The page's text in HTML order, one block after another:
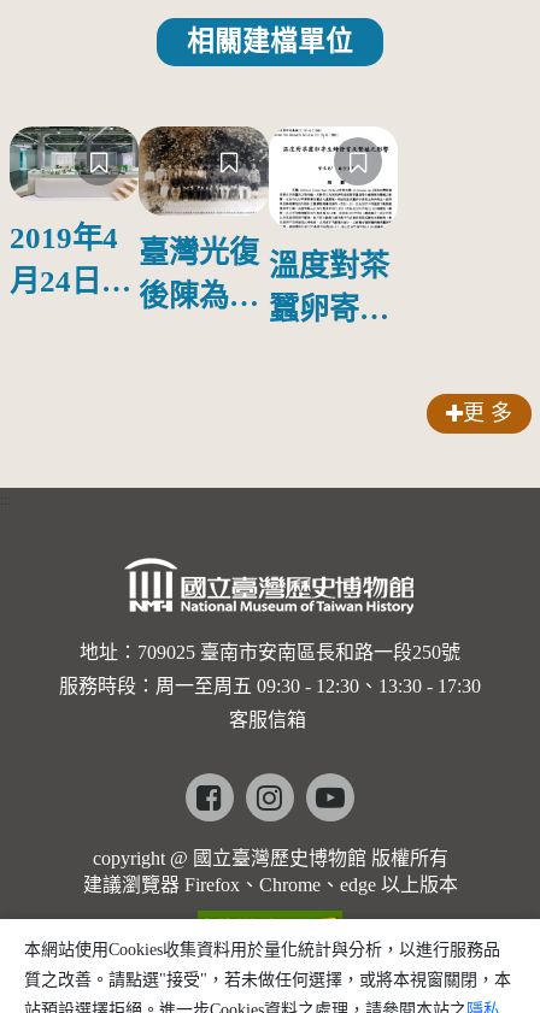
相關建檔單位
2019年4
月24日至
展場，自
區與後方
臺灣光復
後陳為禎
溫度對茶
蠶卵寄生
更 多
地址：709025 臺南市安南區長和路一段250號
服務時段：周一至周五 09:30 - 12:30、13:30 - 17:30
客服信箱
Facebookinstagramyoutube
copyright @ 國立臺灣歷史博物館 版權所有
建議瀏覽器 Firefox、Chrome、edge 以上版本
本網站使用Cookies收集資料用於量化統計與分析，以進行服務品
質之改善。請點選"接受"，若未做任何選擇，或將本視窗關閉，本
站預設選擇拒絕。進一步Cookies資料之處理，請參閱本站之 隱私